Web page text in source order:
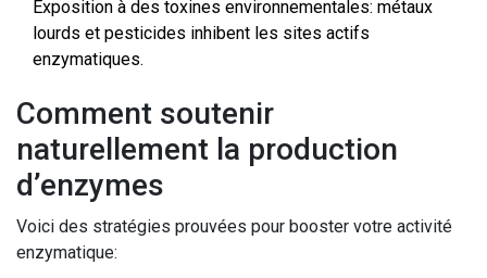
Exposition à des toxines environnementales: métaux
lourds et pesticides inhibent les sites actifs
enzymatiques.
Comment soutenir
naturellement la production
d’enzymes
Voici des stratégies prouvées pour booster votre activité
enzymatique: